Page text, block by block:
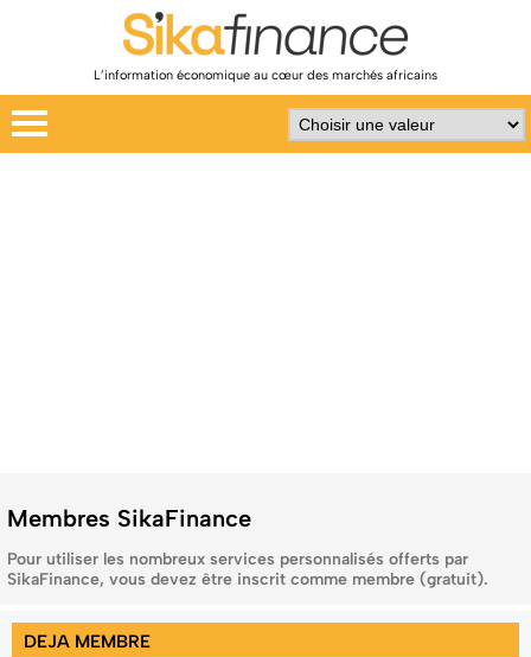
L’information économique au cœur des marchés africains
Membres SikaFinance
Pour utiliser les nombreux services personnalisés offerts par
SikaFinance, vous devez être inscrit comme membre (gratuit).
DEJA MEMBRE